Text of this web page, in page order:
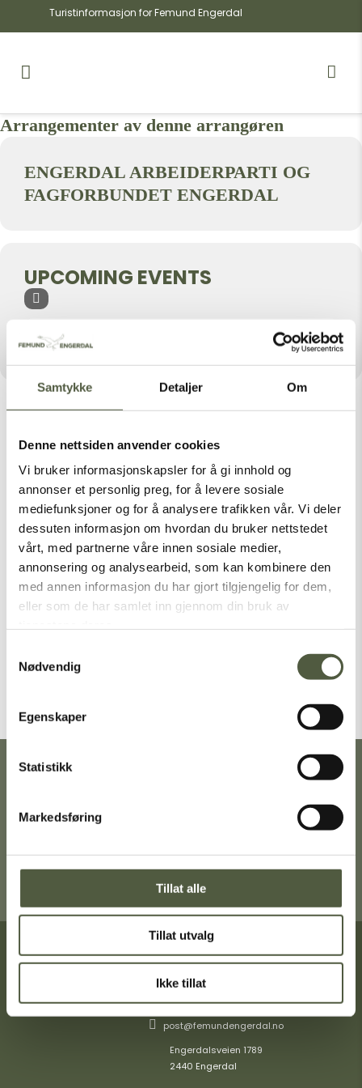
Samtykke Detaljer Om
Denne nettsiden anvender cookies
Vi bruker informasjonskapsler for å gi innhold og
annonser et personlig preg, for å levere sosiale
mediefunksjoner og for å analysere trafikken vår. Vi deler
dessuten informasjon om hvordan du bruker nettstedet
vårt, med partnerne våre innen sosiale medier,
annonsering og analysearbeid, som kan kombinere den
med annen informasjon du har gjort tilgjengelig for dem,
eller som de har samlet inn gjennom din bruk av
Nødvendig
Egenskaper
Statistikk
Markedsføring
Tillat alle
Tillat utvalg
Ikke tillat
Turistinformasjon for Femund Engerdal
Arrangementer av denne arrangøren
ENGERDAL ARBEIDERPARTI OG
FAGFORBUNDET ENGERDAL
UPCOMING EVENTS
INGEN ARRANGEMENTER
Latest Posts
Categories
Nasjonalparker
Ta gjerne turen innom Turistkontoret i
gode turtips og mer informasjon om
Få veibeskrivelse
Turistinformasjon
+47 40404349
post@femundengerdal.no
Engerdalsveien 1789
2440 Engerdal